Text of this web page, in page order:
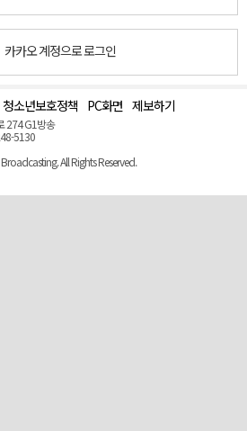
카카오 계정으로 로그인
청소년보호정책 PC화면 제보하기
274 G1방송
5130
All Rights Reserved.